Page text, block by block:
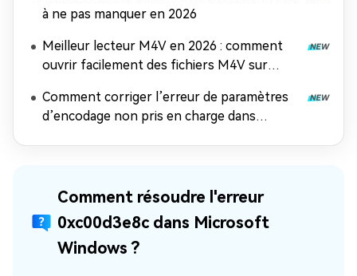
à ne pas manquer en 2026
Meilleur lecteur M4V en 2026 : comment
ouvrir facilement des fichiers M4V sur
Comment corriger l’erreur de paramètres
d’encodage non pris en charge dans
Comment résoudre l'erreur
0xc00d3e8c dans Microsoft
Windows ?